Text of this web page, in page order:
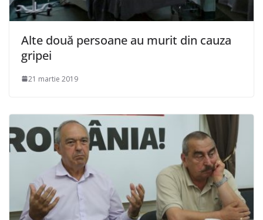
Alte două persoane au murit din cauza
gripei
21 martie 2019